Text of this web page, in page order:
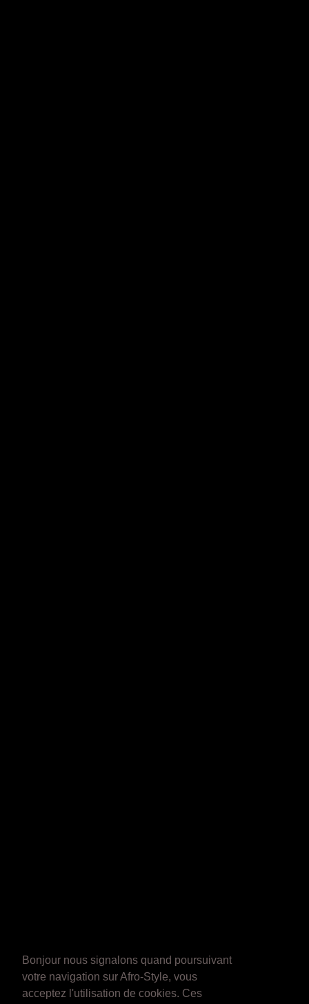
Bonjour nous signalons quand poursuivant
votre navigation sur Afro-Style, vous
acceptez l'utilisation de cookies. Ces